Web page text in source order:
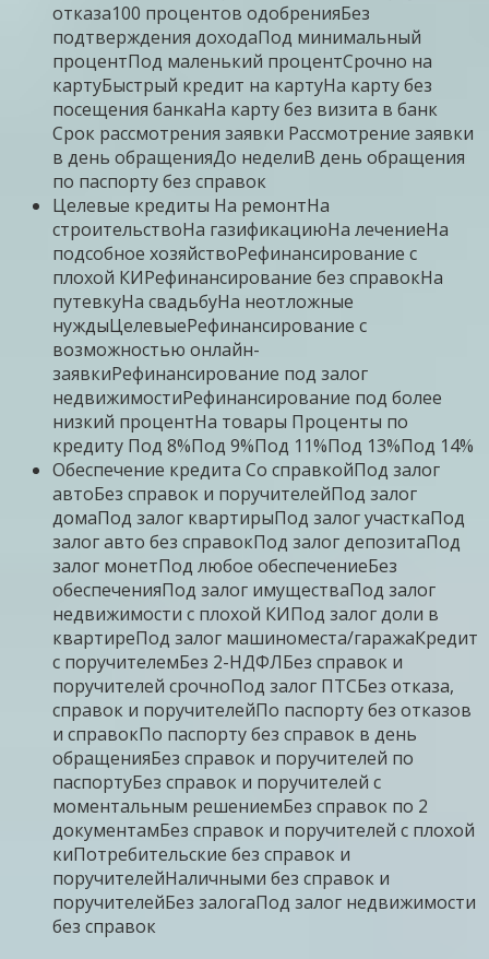
отказа100 процентов одобренияБез
подтверждения доходаПод минимальный
процентПод маленький процентСрочно на
картуБыстрый кредит на картуНа карту без
посещения банкаНа карту без визита в банк
Срок рассмотрения заявки Рассмотрение заявки
в день обращенияДо неделиВ день обращения
по паспорту без справок
Целевые кредиты На ремонтНа
строительствоНа газификациюНа лечениеНа
подсобное хозяйствоРефинансирование с
плохой КИРефинансирование без справокНа
путевкуНа свадьбуНа неотложные
нуждыЦелевыеРефинансирование с
возможностью онлайн-
заявкиРефинансирование под залог
недвижимостиРефинансирование под более
низкий процентНа товары Проценты по
кредиту Под 8%Под 9%Под 11%Под 13%Под 14%
Обеспечение кредита Со справкойПод залог
автоБез справок и поручителейПод залог
домаПод залог квартирыПод залог участкаПод
залог авто без справокПод залог депозитаПод
залог монетПод любое обеспечениеБез
обеспеченияПод залог имуществаПод залог
недвижимости с плохой КИПод залог доли в
квартиреПод залог машиноместа/гаражаКредит
с поручителемБез 2-НДФЛБез справок и
поручителей срочноПод залог ПТСБез отказа,
справок и поручителейПо паспорту без отказов
и справокПо паспорту без справок в день
обращенияБез справок и поручителей по
паспортуБез справок и поручителей с
моментальным решениемБез справок по 2
документамБез справок и поручителей с плохой
киПотребительские без справок и
поручителейНаличными без справок и
поручителейБез залогаПод залог недвижимости
без справок